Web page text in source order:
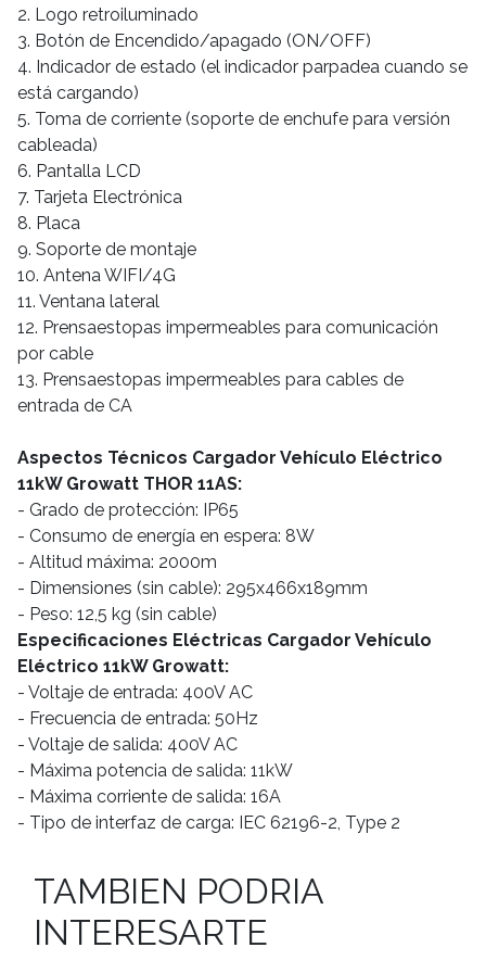
2. Logo retroiluminado
3. Botón de Encendido/apagado (ON/OFF)
4. Indicador de estado (el indicador parpadea cuando se
está cargando)
5. Toma de corriente (soporte de enchufe para versión
cableada)
6. Pantalla LCD
7. Tarjeta Electrónica
8. Placa
9. Soporte de montaje
10. Antena WIFI/4G
11. Ventana lateral
12. Prensaestopas impermeables para comunicación
por cable
13. Prensaestopas impermeables para cables de
entrada de CA
Aspectos Técnicos Cargador Vehículo Eléctrico
11kW Growatt THOR 11AS:
- Grado de protección: IP65
- Consumo de energía en espera: 8W
- Altitud máxima: 2000m
- Dimensiones (sin cable): 295x466x189mm
- Peso: 12,5 kg (sin cable)
Especificaciones Eléctricas Cargador Vehículo
Eléctrico 11kW Growatt:
- Voltaje de entrada: 400V AC
- Frecuencia de entrada: 50Hz
- Voltaje de salida: 400V AC
- Máxima potencia de salida: 11kW
- Máxima corriente de salida: 16A
- Tipo de interfaz de carga: IEC 62196-2, Type 2
TAMBIEN PODRIA
INTERESARTE